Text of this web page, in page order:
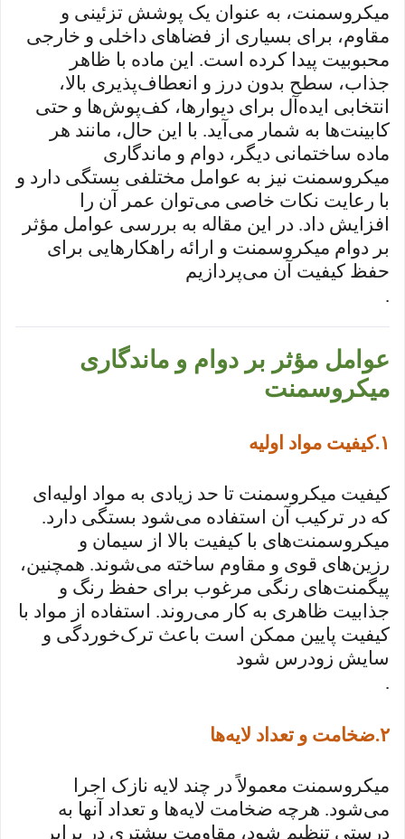
میکروسمنت، به عنوان یک پوشش تزئینی و
مقاوم، برای بسیاری از فضاهای داخلی و خارجی
محبوبیت پیدا کرده است. این ماده با ظاهر
جذاب، سطح بدون درز و انعطاف‌پذیری بالا،
انتخابی ایده‌آل برای دیوارها، کف‌پوش‌ها و حتی
کابینت‌ها به شمار می‌آید. با این حال، مانند هر
ماده ساختمانی دیگر، دوام و ماندگاری
میکروسمنت نیز به عوامل مختلفی بستگی دارد و
با رعایت نکات خاصی می‌توان عمر آن را
افزایش داد. در این مقاله به بررسی عوامل مؤثر
بر دوام میکروسمنت و ارائه راهکارهایی برای
حفظ کیفیت آن می‌پردازیم
.
عوامل مؤثر بر دوام و ماندگاری
میکروسمنت
۱.کیفیت مواد اولیه
کیفیت میکروسمنت تا حد زیادی به مواد اولیه‌ای
که در ترکیب آن استفاده می‌شود بستگی دارد.
میکروسمنت‌های با کیفیت بالا از سیمان و
رزین‌های قوی و مقاوم ساخته می‌شوند. همچنین،
پیگمنت‌های رنگی مرغوب برای حفظ رنگ و
جذابیت ظاهری به کار می‌روند. استفاده از مواد با
کیفیت پایین ممکن است باعث ترک‌خوردگی و
سایش زودرس شود
.
۲.ضخامت و تعداد لایه‌ها
میکروسمنت معمولاً در چند لایه نازک اجرا
می‌شود. هرچه ضخامت لایه‌ها و تعداد آنها به
درستی تنظیم شود، مقاومت بیشتری در برابر